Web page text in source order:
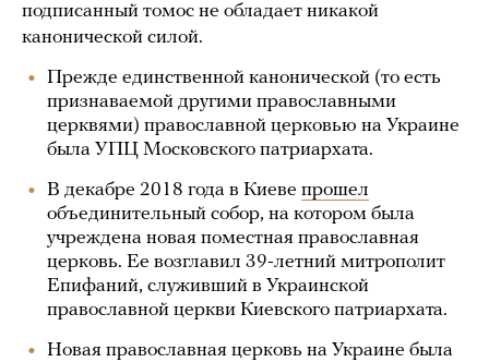
подписанный томос не обладает никакой
канонической силой.
Прежде единственной канонической (то есть
признаваемой другими православными
церквями) православной церковью на Украине
была УПЦ Московского патриархата.
В декабре 2018 года в Киеве прошел
объединительный собор, на котором была
учреждена новая поместная православная
церковь. Ее возглавил 39-летний митрополит
Епифаний, служивший в Украинской
православной церкви Киевского патриархата.
Новая православная церковь на Украине была